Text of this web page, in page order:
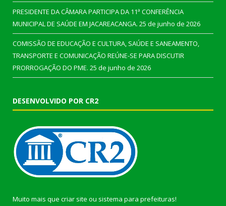
PRESIDENTE DA CÂMARA PARTICIPA DA 11ª CONFERÊNCIA
MUNICIPAL DE SAÚDE EM JACAREACANGA. 25 de junho de 2026
COMISSÃO DE EDUCAÇÃO E CULTURA, SAÚDE E SANEAMENTO,
TRANSPORTE E COMUNICAÇÃO REÚNE-SE PARA DISCUTIR
PRORROGAÇÃO DO PME. 25 de junho de 2026
DESENVOLVIDO POR CR2
Muito mais que criar site ou sistema para prefeituras!